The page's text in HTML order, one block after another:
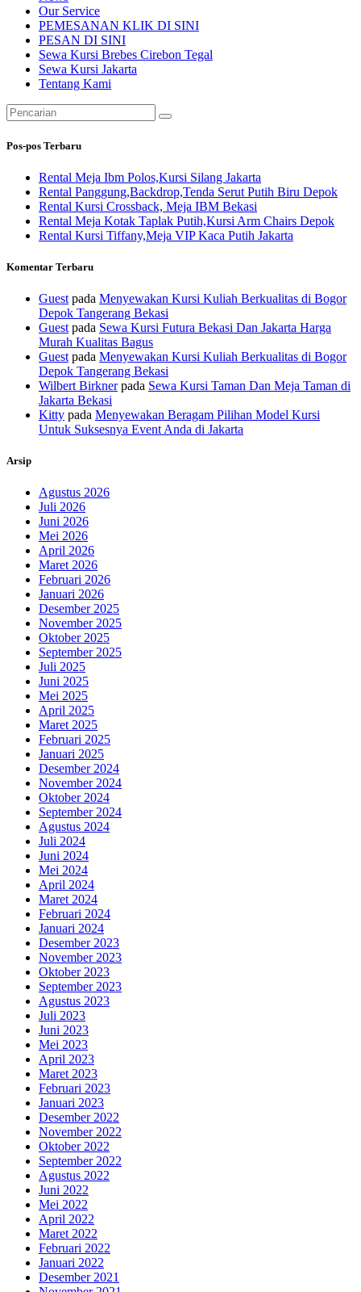
Our Service
PEMESANAN KLIK DI SINI
PESAN DI SINI
Sewa Kursi Brebes Cirebon Tegal
Sewa Kursi Jakarta
Tentang Kami
Pencarian
untuk:
Pos-pos Terbaru
Rental Meja Ibm Polos,Kursi Silang Jakarta
Rental Panggung,Backdrop,Tenda Serut Putih Biru Depok
Rental Kursi Crossback, Meja IBM Bekasi
Rental Meja Kotak Taplak Putih,Kursi Arm Chairs Depok
Rental Kursi Tiffany,Meja VIP Kaca Putih Jakarta
Komentar Terbaru
Guest pada Menyewakan Kursi Kuliah Berkualitas di Bogor
Depok Tangerang Bekasi
Guest pada Sewa Kursi Futura Bekasi Dan Jakarta Harga
Murah Kualitas Bagus
Guest pada Menyewakan Kursi Kuliah Berkualitas di Bogor
Depok Tangerang Bekasi
Wilbert Birknerpada Sewa Kursi Taman Dan Meja Taman di
Jakarta Bekasi
Kitty pada Menyewakan Beragam Pilihan Model Kursi
Untuk Suksesnya Event Anda di Jakarta
Arsip
Agustus 2026
Juli 2026
Juni 2026
Mei 2026
April 2026
Maret 2026
Februari 2026
Januari 2026
Desember 2025
November 2025
Oktober 2025
September 2025
Juli 2025
Juni 2025
Mei 2025
April 2025
Maret 2025
Februari 2025
Januari 2025
Desember 2024
November 2024
Oktober 2024
September 2024
Agustus 2024
Juli 2024
Juni 2024
Mei 2024
April 2024
Maret 2024
Februari 2024
Januari 2024
Desember 2023
November 2023
Oktober 2023
September 2023
Agustus 2023
Juli 2023
Juni 2023
Mei 2023
April 2023
Maret 2023
Februari 2023
Januari 2023
Desember 2022
November 2022
Oktober 2022
September 2022
Agustus 2022
Juni 2022
Mei 2022
April 2022
Maret 2022
Februari 2022
Januari 2022
Desember 2021